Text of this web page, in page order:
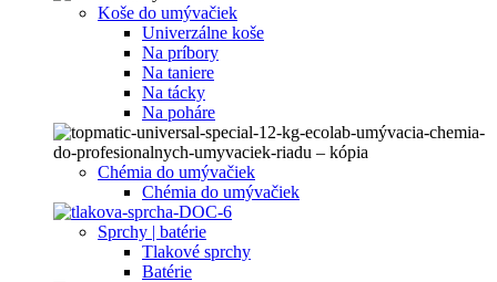
Koše do umývačiek
Univerzálne koše
Na príbory
Na taniere
Na tácky
Na poháre
Chémia do umývačiek
Chémia do umývačiek
Sprchy | batérie
Tlakové sprchy
Batérie